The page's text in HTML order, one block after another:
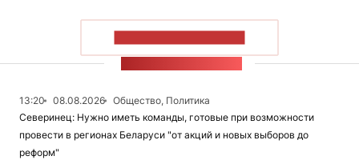
13:20 08.08.2026
Общество, Политика
Северинец: Нужно иметь команды, готовые при возможности
провести в регионах Беларуси "от акций и новых выборов до
реформ"